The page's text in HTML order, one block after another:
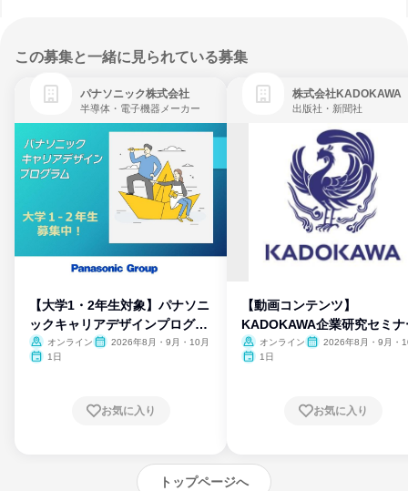
この募集と一緒に見られている募集
パナソニック株式会社
半導体・電子機器メーカー
【大学1・2年生対象】パナソニ
ックキャリアデザインプログラ
ム
オンライン
2026年8月・9月・10月
1日
お気に入り
株式会社KADOKAWA
出版社・新聞社
【動画コンテンツ】
KADOKAWA企業研究セミナ
オンライン
2026年8月・9月・
1日
お気に入り
トップページへ